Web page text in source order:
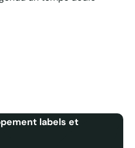
labels et